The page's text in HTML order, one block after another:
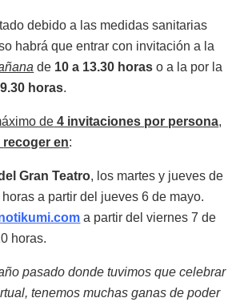
debido a las medidas sanitarias
habrá que entrar con invitación a la
de 10 a 13.30 horas o a la por la
horas.
de 4 invitaciones por persona,
recoger en:
Gran Teatro, los martes y jueves de
a partir del jueves 6 de mayo.
a partir del viernes 7 de
horas.
pasado donde tuvimos que celebrar
tenemos muchas ganas de poder